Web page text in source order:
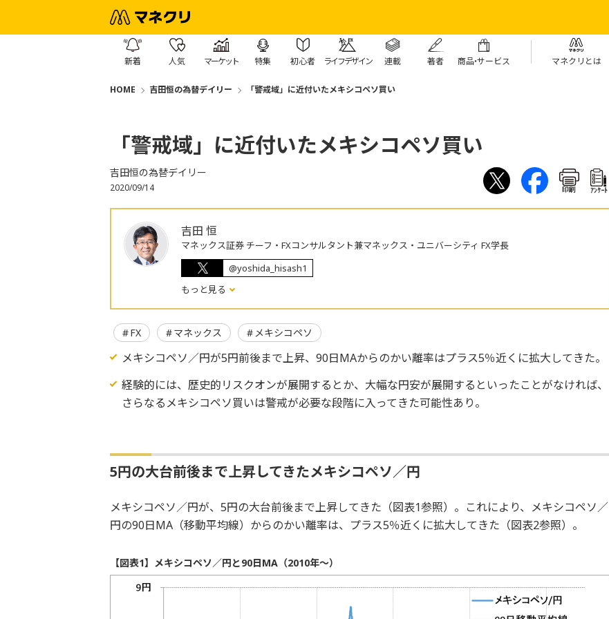
新着 人気 マーケット 特集 初心者 ライフデザイン 連載 著者 商品・サービス マネクリとは
HOME 吉田恒の為替デイリー 「警戒域」に近付いたメキシコペソ買い
「警戒域」に近付いたメキシコペソ買い
吉田恒の為替デイリー
2020/09/14 印刷 ｱﾝｹｰﾄ
吉田 恒
マネックス証券 チーフ・FXコンサルタント兼マネックス・ユニバーシティ FX学長
@yoshida_hisash1
もっと見る
FX マネックス メキシコペソ
メキシコペソ／円が5円前後まで上昇、90日MAからのかい離率はプラス5％近くに拡大してきた。
経験的には、歴史的リスクオンが展開するとか、大幅な円安が展開するといったことがなければ、
さらなるメキシコペソ買いは警戒が必要な段階に入ってきた可能性あり。
5円の大台前後まで上昇してきたメキシコペソ／円
メキシコペソ／円が、5円の大台前後まで上昇してきた（図表1参照）。これにより、メキシコペソ／
円の90日MA（移動平均線）からのかい離率は、プラス5％近くに拡大してきた（図表2参照）。
【図表1】メキシコペソ／円と90日MA（2010年～）